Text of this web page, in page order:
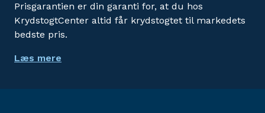
Prisgarantien er din garanti for, at du hos
KrydstogtCenter altid får krydstogtet til markedets
bedste pris.
Læs mere